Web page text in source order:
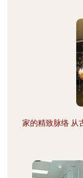
家的精致脉络 从